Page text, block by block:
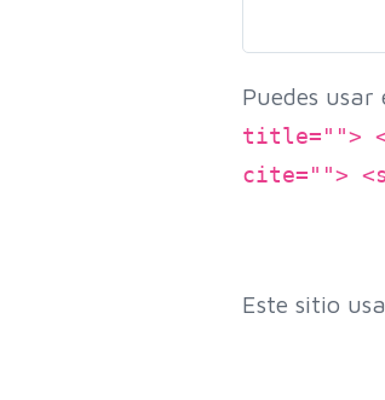
Puedes usar
title="">
cite="">
Este sitio